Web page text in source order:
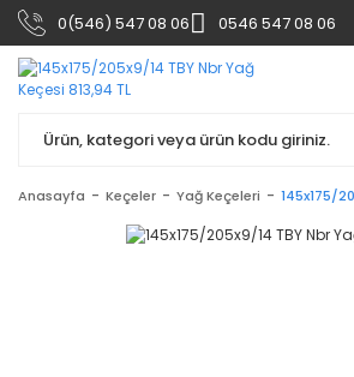
0(546) 547 08 06 0546 547 08 06
Anasayfa Keçeler Yağ Keçeleri 145x175/